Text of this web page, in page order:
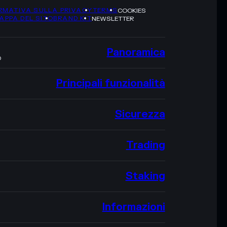
SULLA PRIVACYTERMSCOOKIES
DEL SITOBRAND KITNEWSLETTER
Panoramica
Principali funzionalità
Sicurezza
Trading
Staking
Informazioni